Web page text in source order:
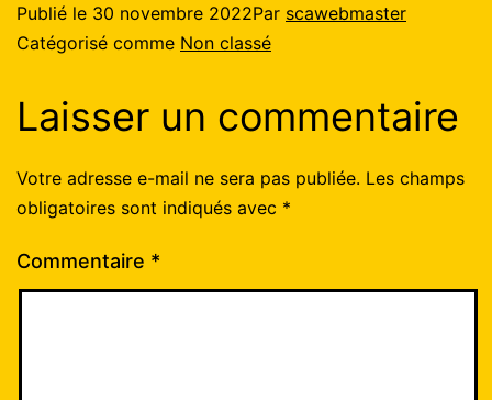
Publié le 30 novembre 2022Par scawebmaster
Catégorisé comme Non classé
Laisser un commentaire
Votre adresse e-mail ne sera pas publiée. Les champs
obligatoires sont indiqués avec *
Commentaire *